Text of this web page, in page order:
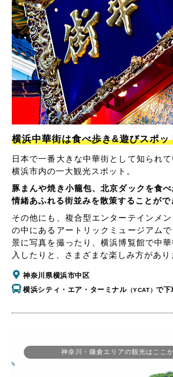
横浜中華街は食べ歩き&遊びスポッ
日本で一番大きな中華街として知られて
横浜市内の一大観光スポット。
豚まんや焼き小籠包、北京ダックを食
情緒あふれる街並みを散策することがで
その他にも、複合型エンターテインメ
の中にあるアートリックミュージアム
景に写真を撮ったり、横浜博覧館で中
入したりと、さまざまな楽しみ方があり
神奈川県横浜市中区
横浜シティ・エア・ターミナル（YCAT）で下
神奈川・鎌倉エリアの観光はここ